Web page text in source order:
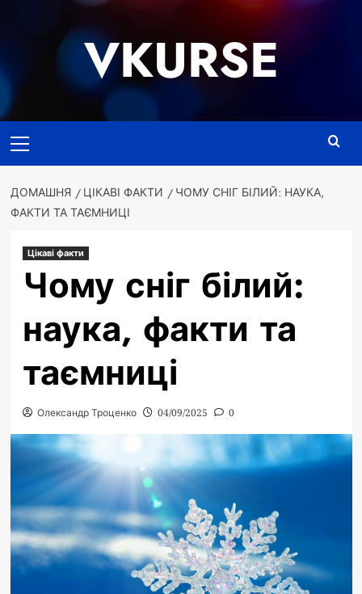
VKURSE
меню
ДОМАШНЯ ЦІКАВІ ФАКТИ
ЧОМУ СНІГ БІЛИЙ: НАУКА,
ФАКТИ ТА ТАЄМНИЦІ
Цікаві факти
Чому сніг білий:
наука, факти та
таємниці
Олександр Троценко 04/09/2025 0